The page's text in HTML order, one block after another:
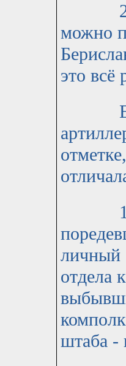
296
можно
это всё
Если
183
личный
отдела
штаба -